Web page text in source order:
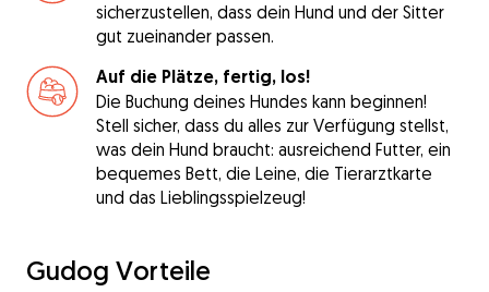
sicherzustellen, dass dein Hund und der Sitter
gut zueinander passen.
Auf die Plätze, fertig, los!
Die Buchung deines Hundes kann beginnen!
Stell sicher, dass du alles zur Verfügung stellst,
was dein Hund braucht: ausreichend Futter, ein
bequemes Bett, die Leine, die Tierarztkarte
und das Lieblingsspielzeug!
Gudog Vorteile